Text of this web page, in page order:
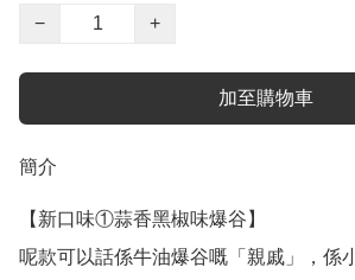
−
+
加至購物車
簡介
【新口味①蒜香黑椒味爆谷】
呢款可以話係牛油爆谷嘅「親戚」，係